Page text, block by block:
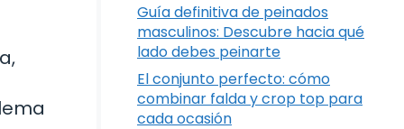
Guía definitiva de peinados
masculinos: Descubre hacia qué
lado debes peinarte
El conjunto perfecto: cómo
combinar falda y crop top para
cada ocasión